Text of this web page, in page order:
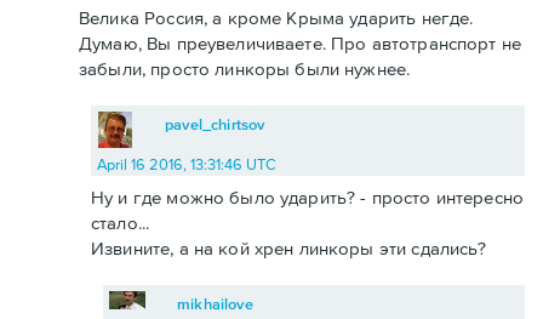
Велика Россия, а кроме Крыма ударить негде.
Думаю, Вы преувеличиваете. Про автотранспорт не
забыли, просто линкоры были нужнее.
pavel_chirtsov
April 16 2016, 13:31:46 UTC
Ну и где можно было ударить? - просто интересно
стало...
Извините, а на кой хрен линкоры эти сдались?
mikhailove